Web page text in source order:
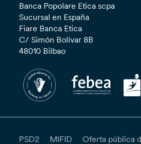
Banca Popolare Etica scpa
Sucursal en España
Fiare Banca Etica
C/ Simón Bolívar 8B
48010 Bilbao
PSD2 MIFID Oferta pública